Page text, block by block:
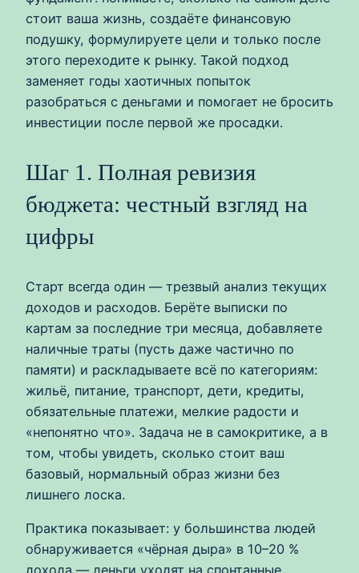
стоит ваша жизнь, создаёте финансовую
подушку, формулируете цели и только после
этого переходите к рынку. Такой подход
заменяет годы хаотичных попыток
разобраться с деньгами и помогает не бросить
инвестиции после первой же просадки.
Шаг 1. Полная ревизия
бюджета: честный взгляд на
цифры
Старт всегда один — трезвый анализ текущих
доходов и расходов. Берёте выписки по
картам за последние три месяца, добавляете
наличные траты (пусть даже частично по
памяти) и раскладываете всё по категориям:
жильё, питание, транспорт, дети, кредиты,
обязательные платежи, мелкие радости и
«непонятно что». Задача не в самокритике, а в
том, чтобы увидеть, сколько стоит ваш
базовый, нормальный образ жизни без
лишнего лоска.
Практика показывает: у большинства людей
обнаруживается «чёрная дыра» в 10–20 %
дохода — деньги уходят на спонтанные